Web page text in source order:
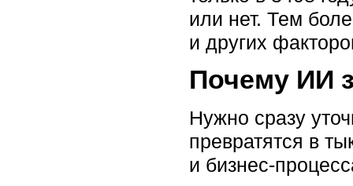
или нет. Тем
и других
Почему ИИ
Нужно сразу
превратятся в
и бизнес-